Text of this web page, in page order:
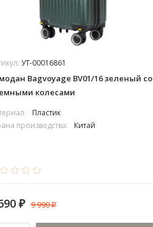
УТ-00016861
Bagvoyage BV01/16 зеленый со
колесами
Пластик
производства:
Китай
₽ 9 990₽